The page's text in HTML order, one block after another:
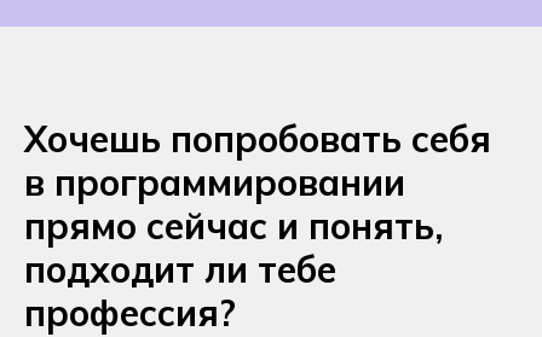
Хочешь попробовать себя
в программировании
прямо сейчас и понять,
подходит ли тебе
профессия?